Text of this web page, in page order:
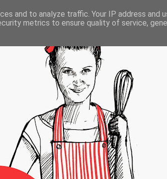
and to analyze traffic. Your IP address and
metrics to ensure quality of service,